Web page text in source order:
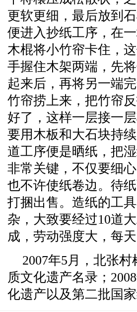
更软更细，最后放到
便进入抄纸工序，在
木棍将小竹帘卡住，
手握住木架两端，先
起来后，再将另一端
竹帘捞上来，把竹帘
好了，这样一层接一
要用木板和大石块持
道工序便是晒纸，把
非常关键，不仅要细
也不许使纸卷边。待
打捆出售。造纸的工
杂，大致要经过10道
成，劳动强度大，每
2007年5月，北张
质文化遗产名录；
化遗产以及第二批国